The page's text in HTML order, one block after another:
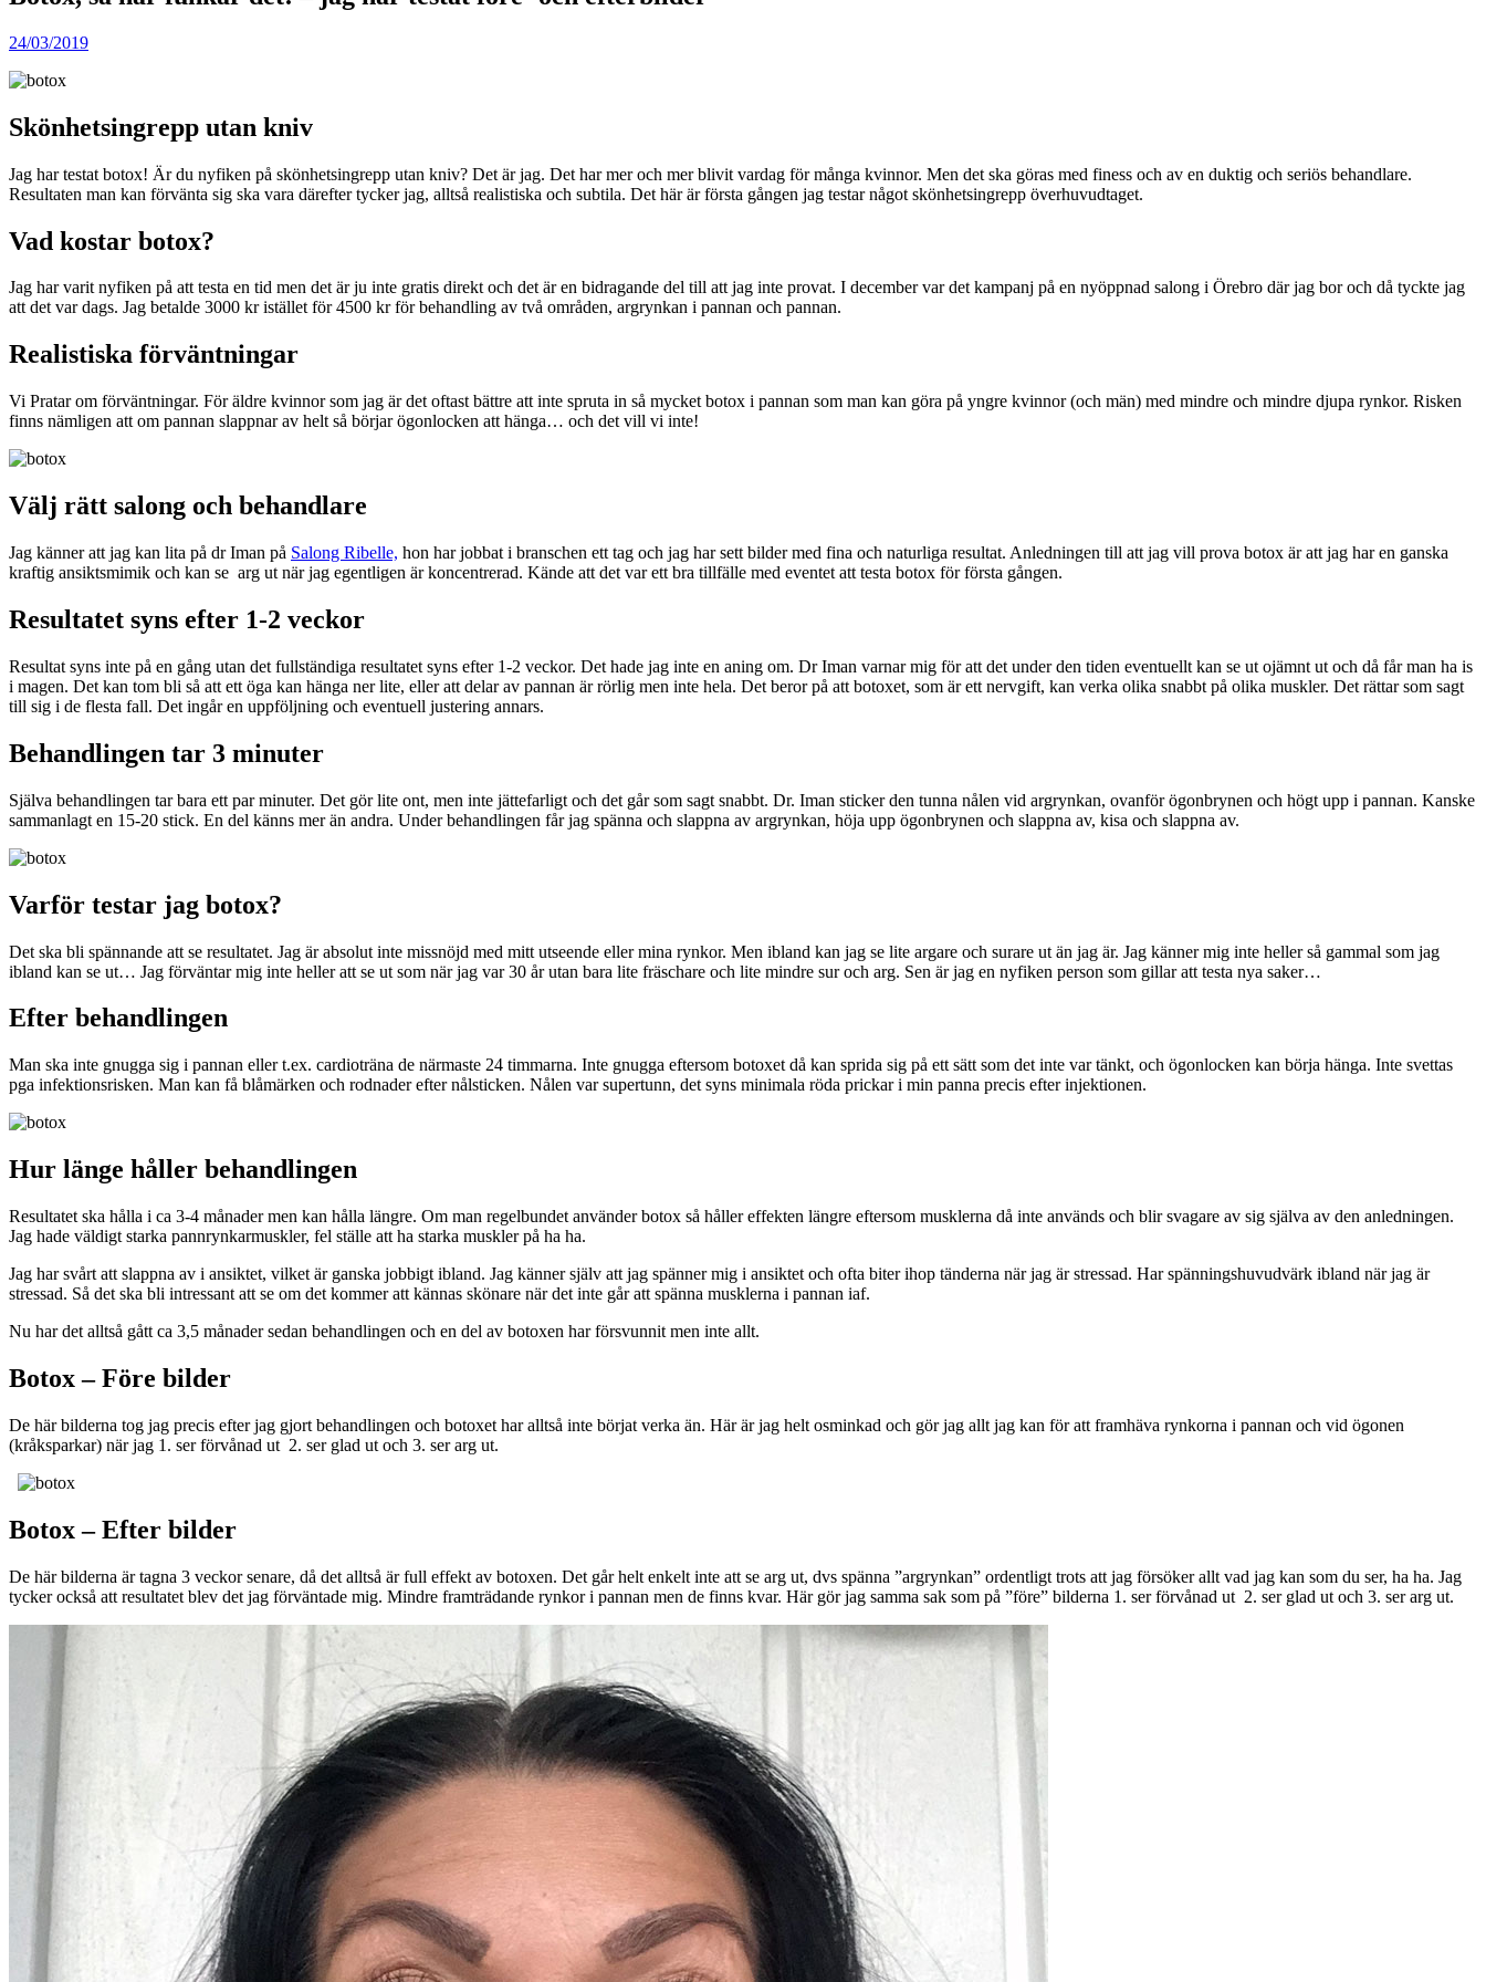
24/03/2019
Skönhetsingrepp utan kniv
Jag har testat botox! Är du nyfiken på skönhetsingrepp utan kniv? Det är jag. Det har mer och mer blivit vardag för många kvinnor. Men det ska göras med finess och av en duktig och seriös behandlare.
Resultaten man kan förvänta sig ska vara därefter tycker jag, alltså realistiska och subtila. Det här är första gången jag testar något skönhetsingrepp överhuvudtaget.
Vad kostar botox?
Jag har varit nyfiken på att testa en tid men det är ju inte gratis direkt och det är en bidragande del till att jag inte provat. I december var det kampanj på en nyöppnad salong i Örebro där jag bor och då tyckte jag
att det var dags. Jag betalde 3000 kr istället för 4500 kr för behandling av två områden, argrynkan i pannan och pannan.
Realistiska förväntningar
Vi Pratar om förväntningar. För äldre kvinnor som jag är det oftast bättre att inte spruta in så mycket botox i pannan som man kan göra på yngre kvinnor (och män) med mindre och mindre djupa rynkor. Risken
finns nämligen att om pannan slappnar av helt så börjar ögonlocken att hänga… och det vill vi inte!
Välj rätt salong och behandlare
Jag känner att jag kan lita på dr Iman på Salong Ribelle, hon har jobbat i branschen ett tag och jag har sett bilder med fina och naturliga resultat. Anledningen till att jag vill prova botox är att jag har en ganska
kraftig ansiktsmimik och kan se arg ut när jag egentligen är koncentrerad. Kände att det var ett bra tillfälle med eventet att testa botox för första gången.
Resultatet syns efter 1-2 veckor
Resultat syns inte på en gång utan det fullständiga resultatet syns efter 1-2 veckor. Det hade jag inte en aning om. Dr Iman varnar mig för att det under den tiden eventuellt kan se ut ojämnt ut och då får man ha is
i magen. Det kan tom bli så att ett öga kan hänga ner lite, eller att delar av pannan är rörlig men inte hela. Det beror på att botoxet, som är ett nervgift, kan verka olika snabbt på olika muskler. Det rättar som sagt
till sig i de flesta fall. Det ingår en uppföljning och eventuell justering annars.
Behandlingen tar 3 minuter
Själva behandlingen tar bara ett par minuter. Det gör lite ont, men inte jättefarligt och det går som sagt snabbt. Dr. Iman sticker den tunna nålen vid argrynkan, ovanför ögonbrynen och högt upp i pannan. Kanske
sammanlagt en 15-20 stick. En del känns mer än andra. Under behandlingen får jag spänna och slappna av argrynkan, höja upp ögonbrynen och slappna av, kisa och slappna av.
Varför testar jag botox?
Det ska bli spännande att se resultatet. Jag är absolut inte missnöjd med mitt utseende eller mina rynkor. Men ibland kan jag se lite argare och surare ut än jag är. Jag känner mig inte heller så gammal som jag
ibland kan se ut… Jag förväntar mig inte heller att se ut som när jag var 30 år utan bara lite fräschare och lite mindre sur och arg. Sen är jag en nyfiken person som gillar att testa nya saker…
Efter behandlingen
Man ska inte gnugga sig i pannan eller t.ex. cardioträna de närmaste 24 timmarna. Inte gnugga eftersom botoxet då kan sprida sig på ett sätt som det inte var tänkt, och ögonlocken kan börja hänga. Inte svettas
pga infektionsrisken. Man kan få blåmärken och rodnader efter nålsticken. Nålen var supertunn, det syns minimala röda prickar i min panna precis efter injektionen.
Hur länge håller behandlingen
Resultatet ska hålla i ca 3-4 månader men kan hålla längre. Om man regelbundet använder botox så håller effekten längre eftersom musklerna då inte används och blir svagare av sig själva av den anledningen.
Jag hade väldigt starka pannrynkarmuskler, fel ställe att ha starka muskler på ha ha.
Jag har svårt att slappna av i ansiktet, vilket är ganska jobbigt ibland. Jag känner själv att jag spänner mig i ansiktet och ofta biter ihop tänderna när jag är stressad. Har spänningshuvudvärk ibland när jag är
stressad. Så det ska bli intressant att se om det kommer att kännas skönare när det inte går att spänna musklerna i pannan iaf.
Nu har det alltså gått ca 3,5 månader sedan behandlingen och en del av botoxen har försvunnit men inte allt.
Botox – Före bilder
De här bilderna tog jag precis efter jag gjort behandlingen och botoxet har alltså inte börjat verka än. Här är jag helt osminkad och gör jag allt jag kan för att framhäva rynkorna i pannan och vid ögonen
(kråksparkar) när jag 1. ser förvånad ut 2. ser glad ut och 3. ser arg ut.
Botox – Efter bilder
De här bilderna är tagna 3 veckor senare, då det alltså är full effekt av botoxen. Det går helt enkelt inte att se arg ut, dvs spänna ”argrynkan” ordentligt trots att jag försöker allt vad jag kan som du ser, ha ha. Jag
tycker också att resultatet blev det jag förväntade mig. Mindre framträdande rynkor i pannan men de finns kvar. Här gör jag samma sak som på ”före” bilderna 1. ser förvånad ut 2. ser glad ut och 3. ser arg ut.